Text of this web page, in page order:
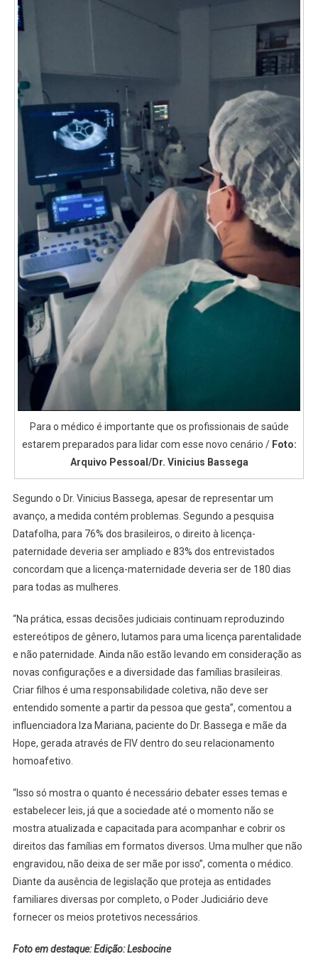
Para o médico é importante que os profissionais de saúde
estarem preparados para lidar com esse novo cenário /Foto:
Arquivo Pessoal/Dr. Vinicius Bassega
Segundo o Dr. Vinicius Bassega, apesar de representar um
avanço, a medida contém problemas. Segundo a pesquisa
Datafolha, para 76% dos brasileiros, o direito à licença-
paternidade deveria ser ampliado e 83% dos entrevistados
concordam que a licença-maternidade deveria ser de 180 dias
para todas as mulheres.
“Na prática, essas decisões judiciais continuam reproduzindo
estereótipos de gênero, lutamos para uma licença parentalidade
e não paternidade. Ainda não estão levando em consideração as
novas configurações e a diversidade das famílias brasileiras.
Criar filhos é uma responsabilidade coletiva, não deve ser
entendido somente a partir da pessoa que gesta”, comentou a
influenciadora Iza Mariana, paciente do Dr. Bassega e mãe da
Hope, gerada através de FIV dentro do seu relacionamento
homoafetivo.
“Isso só mostra o quanto é necessário debater esses temas e
estabelecer leis, já que a sociedade até o momento não se
mostra atualizada e capacitada para acompanhar e cobrir os
direitos das famílias em formatos diversos. Uma mulher que não
engravidou, não deixa de ser mãe por isso”, comenta o médico.
Diante da ausência de legislação que proteja as entidades
familiares diversas por completo, o Poder Judiciário deve
fornecer os meios protetivos necessários.
Foto em destaque: Edição: Lesbocine